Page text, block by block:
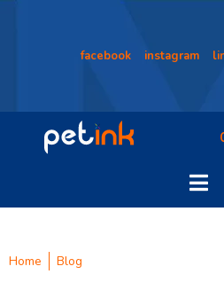
facebook instagram
Home Blog